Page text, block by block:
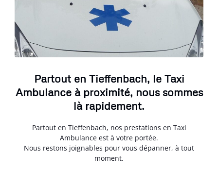
Partout en Tieffenbach, le Taxi
Ambulance à proximité, nous sommes
là rapidement.
Partout en Tieffenbach, nos prestations en Taxi
Ambulance est à votre portée.
Nous restons joignables pour vous dépanner, à tout
moment.